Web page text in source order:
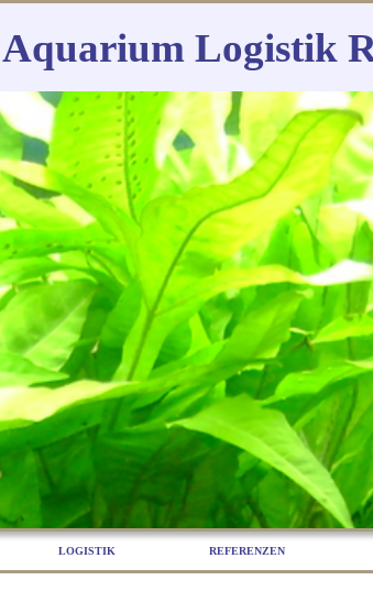
Aquarium Logistik
LOGISTIK REFERENZEN